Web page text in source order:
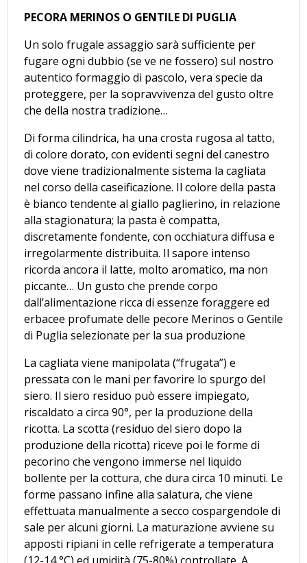
PECORA MERINOS O GENTILE DI PUGLIA
Un solo frugale assaggio sarà sufficiente per
fugare ogni dubbio (se ve ne fossero) sul nostro
autentico formaggio di pascolo, vera specie da
proteggere, per la sopravvivenza del gusto oltre
che della nostra tradizione…
Di forma cilindrica, ha una crosta rugosa al tatto,
di colore dorato, con evidenti segni del canestro
dove viene tradizionalmente sistema la cagliata
nel corso della caseificazione. Il colore della pasta
è bianco tendente al giallo paglierino, in relazione
alla stagionatura; la pasta è compatta,
discretamente fondente, con occhiatura diffusa e
irregolarmente distribuita. Il sapore intenso
ricorda ancora il latte, molto aromatico, ma non
piccante… Un gusto che prende corpo
dall’alimentazione ricca di essenze foraggere ed
erbacee profumate delle pecore Merinos o Gentile
di Puglia selezionate per la sua produzione
La cagliata viene manipolata (“frugata”) e
pressata con le mani per favorire lo spurgo del
siero. Il siero residuo può essere impiegato,
riscaldato a circa 90°, per la produzione della
ricotta. La scotta (residuo del siero dopo la
produzione della ricotta) riceve poi le forme di
pecorino che vengono immerse nel liquido
bollente per la cottura, che dura circa 10 minuti. Le
forme passano infine alla salatura, che viene
effettuata manualmente a secco cospargendole di
sale per alcuni giorni. La maturazione avviene su
apposti ripiani in celle refrigerate a temperatura